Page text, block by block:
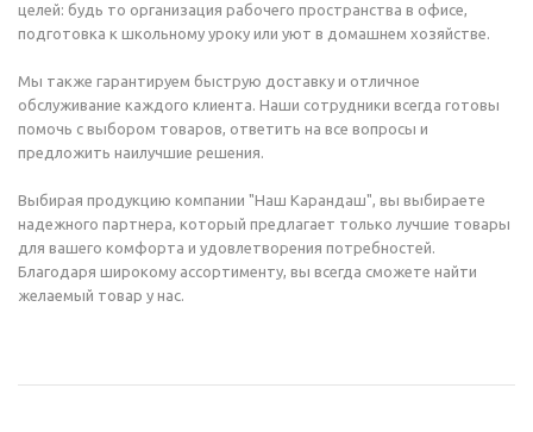
целей: будь то организация рабочего пространства в офисе,
подготовка к школьному уроку или уют в домашнем хозяйстве.
Мы также гарантируем быструю доставку и отличное
обслуживание каждого клиента. Наши сотрудники всегда готовы
помочь с выбором товаров, ответить на все вопросы и
предложить наилучшие решения.
Выбирая продукцию компании "Наш Карандаш", вы выбираете
надежного партнера, который предлагает только лучшие товары
для вашего комфорта и удовлетворения потребностей.
Благодаря широкому ассортименту, вы всегда сможете найти
желаемый товар у нас.